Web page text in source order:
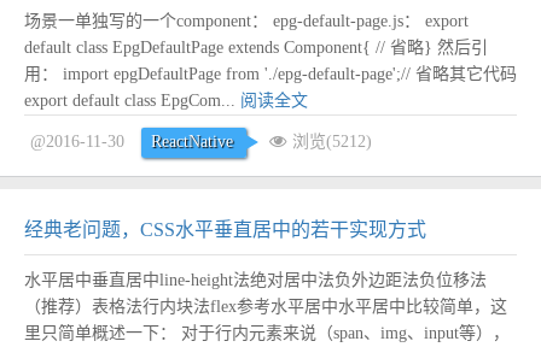
场景一单独写的一个component： epg-default-page.js： export
default class EpgDefaultPage extends Component{ // 省略} 然后引
用： import epgDefaultPage from './epg-default-page';// 省略其它代码
export default class EpgCom... 阅读全文
@2016-11-30 ReactNative 浏览(5212)
经典老问题，CSS水平垂直居中的若干实现方式
水平居中垂直居中line-height法绝对居中法负外边距法负位移法
（推荐）表格法行内块法flex参考水平居中水平居中比较简单，这
里只简单概述一下： 对于行内元素来说（span、img、input等），